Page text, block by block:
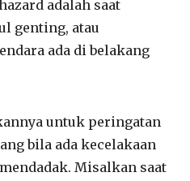
adalah saat
genting, atau
ada di belakang
untuk peringatan
bila ada kecelakaan
Misalkan saat